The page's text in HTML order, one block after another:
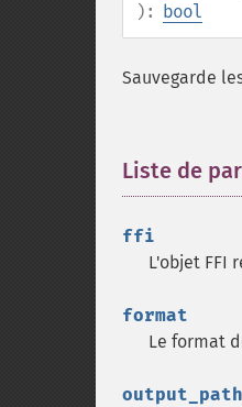
): bool
Sauvegarde
Liste de
ffi
L'objet FFI
format
Le format
output_path